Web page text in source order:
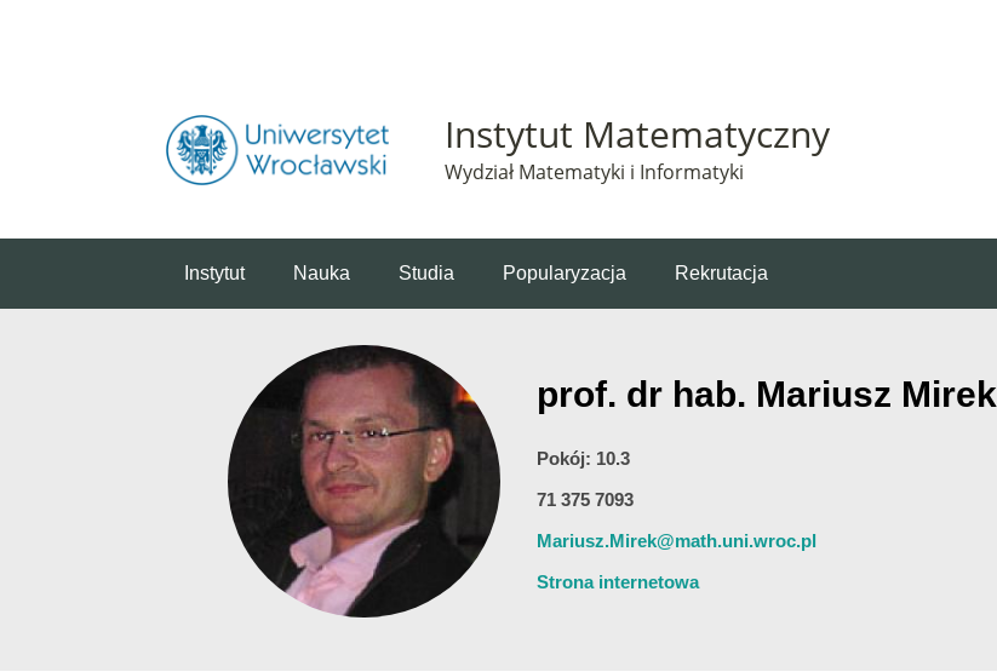
Instytut Matematyczny
Wydział Matematyki i Informatyki
Instytut Nauka Studia Popularyzacja Rekrutacja
prof. dr hab. Mariusz Mirek
Pokój: 10.3
71 375 7093
Mariusz.Mirek@math.uni.wroc.pl
Strona internetowa